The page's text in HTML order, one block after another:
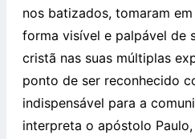
nos batizados, tomaram
forma visível e palpável de
cristã nas suas múltiplas
ponto de ser reconhecido
indispensável para a
interpreta o apóstolo